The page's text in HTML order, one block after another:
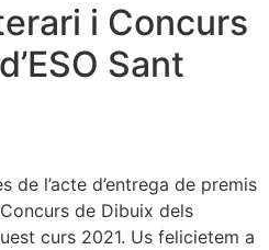
i Concurs
Sant
de l’acte d’entrega de premis
de Dibuix dels
curs 2021. Us felicietem a